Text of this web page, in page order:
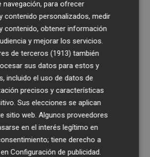
navegación, para ofrecer
contenido personalizados, medir
contenido, obtener información
y mejorar los servicios.
de terceros (1913) también
sus datos para estos y
incluido el uso de datos de
precisos y características
Sus elecciones se aplican
sitio web. Algunos proveedores
en el interés legítimo en
tiene derecho a
enConfiguración de publicidad